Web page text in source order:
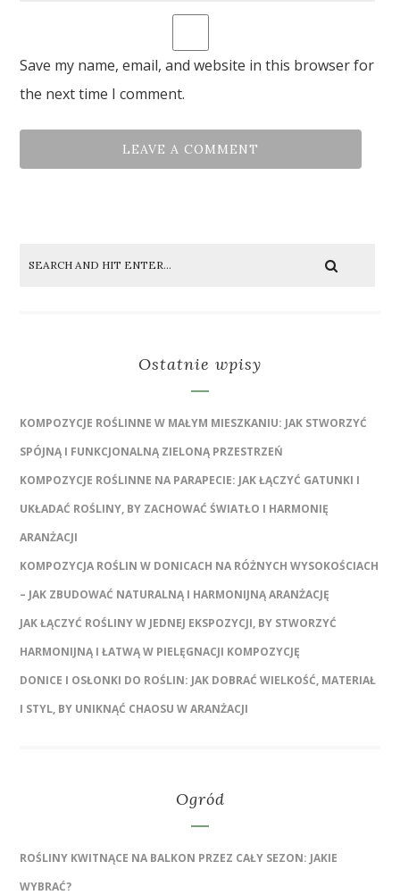
Save my name, email, and website in this browser for
the next time I comment.
Ostatnie wpisy
KOMPOZYCJE ROŚLINNE W MAŁYM MIESZKANIU: JAK STWORZYĆ
SPÓJNĄ I FUNKCJONALNĄ ZIELONĄ PRZESTRZEŃ
KOMPOZYCJE ROŚLINNE NA PARAPECIE: JAK ŁĄCZYĆ GATUNKI I
UKŁADAĆ ROŚLINY, BY ZACHOWAĆ ŚWIATŁO I HARMONIĘ
ARANŻACJI
KOMPOZYCJA ROŚLIN W DONICACH NA RÓŻNYCH WYSOKOŚCIACH
– JAK ZBUDOWAĆ NATURALNĄ I HARMONIJNĄ ARANŻACJĘ
JAK ŁĄCZYĆ ROŚLINY W JEDNEJ EKSPOZYCJI, BY STWORZYĆ
HARMONIJNĄ I ŁATWĄ W PIELĘGNACJI KOMPOZYCJĘ
DONICE I OSŁONKI DO ROŚLIN: JAK DOBRAĆ WIELKOŚĆ, MATERIAŁ
I STYL, BY UNIKNĄĆ CHAOSU W ARANŻACJI
Ogród
ROŚLINY KWITNĄCE NA BALKON PRZEZ CAŁY SEZON: JAKIE
WYBRAĆ?